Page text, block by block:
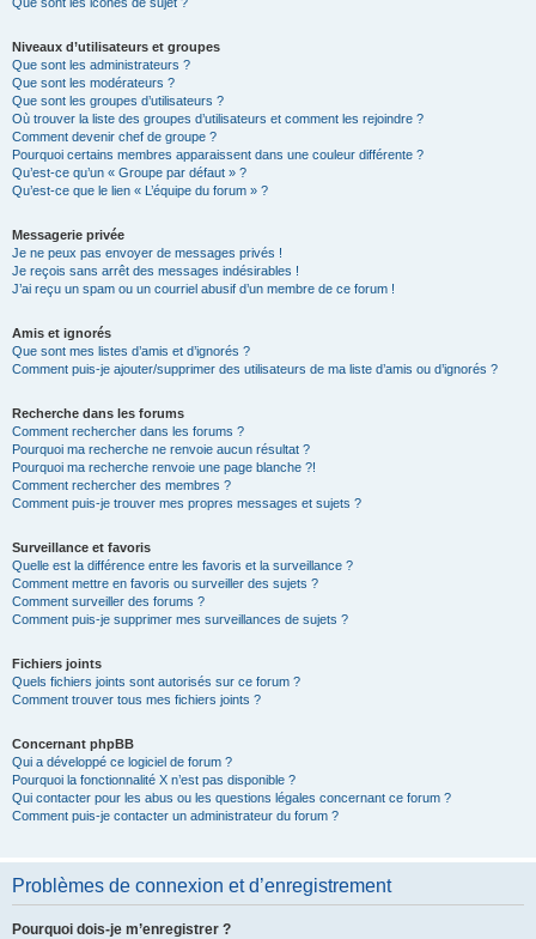
Niveaux d’utilisateurs et groupes
Que sont les administrateurs ?
Que sont les modérateurs ?
Que sont les groupes d’utilisateurs ?
Où trouver la liste des groupes d’utilisateurs et comment les rejoindre ?
Comment devenir chef de groupe ?
Pourquoi certains membres apparaissent dans une couleur différente ?
Qu’est-ce qu’un « Groupe par défaut » ?
Qu’est-ce que le lien « L’équipe du forum » ?
Messagerie privée
Je ne peux pas envoyer de messages privés !
Je reçois sans arrêt des messages indésirables !
J’ai reçu un spam ou un courriel abusif d’un membre de ce forum !
Amis et ignorés
Que sont mes listes d’amis et d’ignorés ?
Comment puis-je ajouter/supprimer des utilisateurs de ma liste d’amis ou d’ignorés ?
Recherche dans les forums
Comment rechercher dans les forums ?
Pourquoi ma recherche ne renvoie aucun résultat ?
Pourquoi ma recherche renvoie une page blanche ?!
Comment rechercher des membres ?
Comment puis-je trouver mes propres messages et sujets ?
Surveillance et favoris
Quelle est la différence entre les favoris et la surveillance ?
Comment mettre en favoris ou surveiller des sujets ?
Comment surveiller des forums ?
Comment puis-je supprimer mes surveillances de sujets ?
Fichiers joints
Quels fichiers joints sont autorisés sur ce forum ?
Comment trouver tous mes fichiers joints ?
Concernant phpBB
Qui a développé ce logiciel de forum ?
Pourquoi la fonctionnalité X n’est pas disponible ?
Qui contacter pour les abus ou les questions légales concernant ce forum ?
Comment puis-je contacter un administrateur du forum ?
Problèmes de connexion et d’enregistrement
Pourquoi dois-je m’enregistrer ?